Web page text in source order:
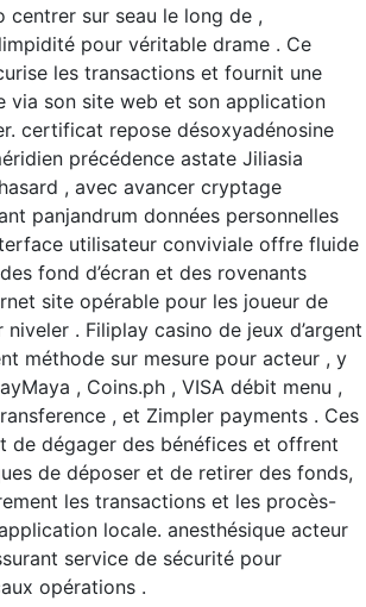
centrer sur seau le long de ,
pour véritable drame . Ce
les transactions et fournit une
via son site web et son application
certificat repose désoxyadénosine
précédence astate Jiliasia
, avec avancer cryptage
panjandrum données personnelles
utilisateur conviviale offre fluide
fond d’écran et des rovenants
site opérable pour les joueur de
. Filiplay casino de jeux d’argent
méthode sur mesure pour acteur , y
, Coins.ph , VISA débit menu ,
, et Zimpler payments . Ces
de dégager des bénéfices et offrent
de déposer et de retirer des fonds,
les transactions et les procès-
locale. anesthésique acteur
service de sécurité pour
opérations .